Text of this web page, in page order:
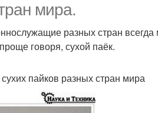
мира.
разных стран всегда
говоря, сухой паёк.
пайков разных стран мира